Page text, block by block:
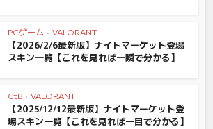
PCゲーム • VALORANT
【2026/2/6最新版】ナイトマーケット登場
スキン一覧【これを見れば一瞬で分かる】
CtB • VALORANT
【2025/12/12最新版】ナイトマーケット登
場スキン一覧【これを見れば一目で分かる】